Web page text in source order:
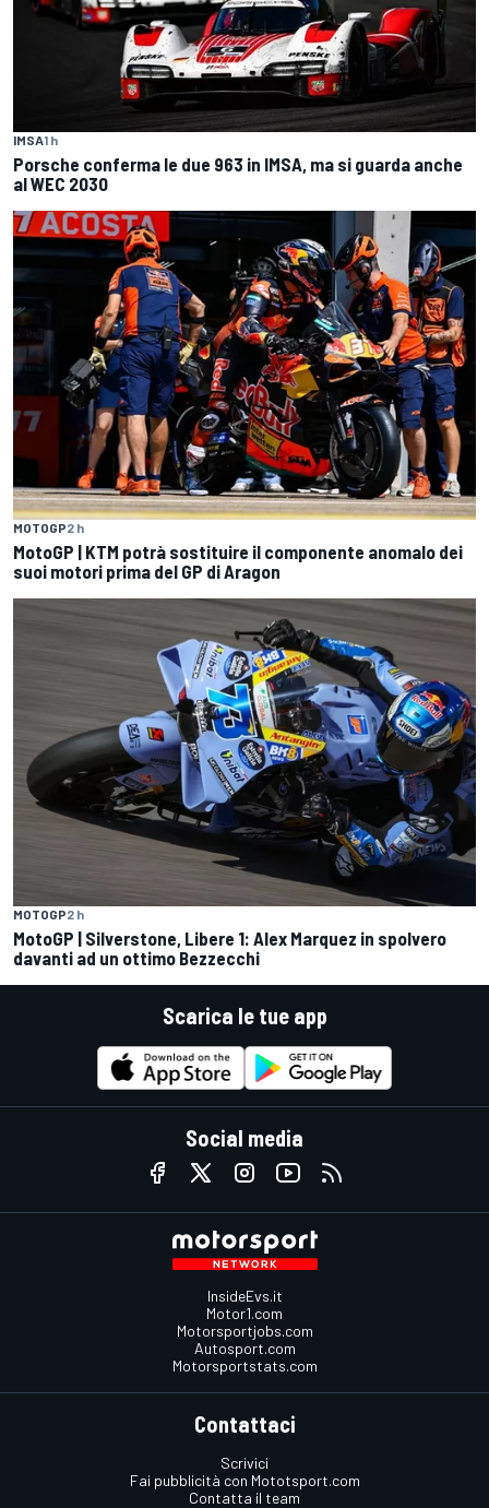
IMSA1 h
Porsche conferma le due 963 in IMSA, ma si guarda anche
al WEC 2030
MOTOGP2 h
MotoGP | KTM potrà sostituire il componente anomalo dei
suoi motori prima del GP di Aragon
MOTOGP2 h
MotoGP | Silverstone, Libere 1: Alex Marquez in spolvero
davanti ad un ottimo Bezzecchi
Scarica le tue app
Social media
InsideEvs.it
Motor1.com
Motorsportjobs.com
Autosport.com
Motorsportstats.com
Contattaci
Scrivici
Fai pubblicità con Mototsport.com
Contatta il team